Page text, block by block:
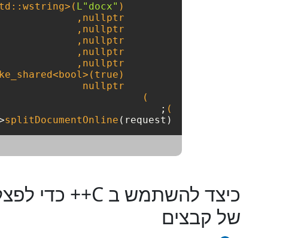
L"docx"
nullptr
nullptr
nullptr
nullptr
nullptr
bool>( true
nullptr
)
;
splitDocumentOnline (request);
של קבצים